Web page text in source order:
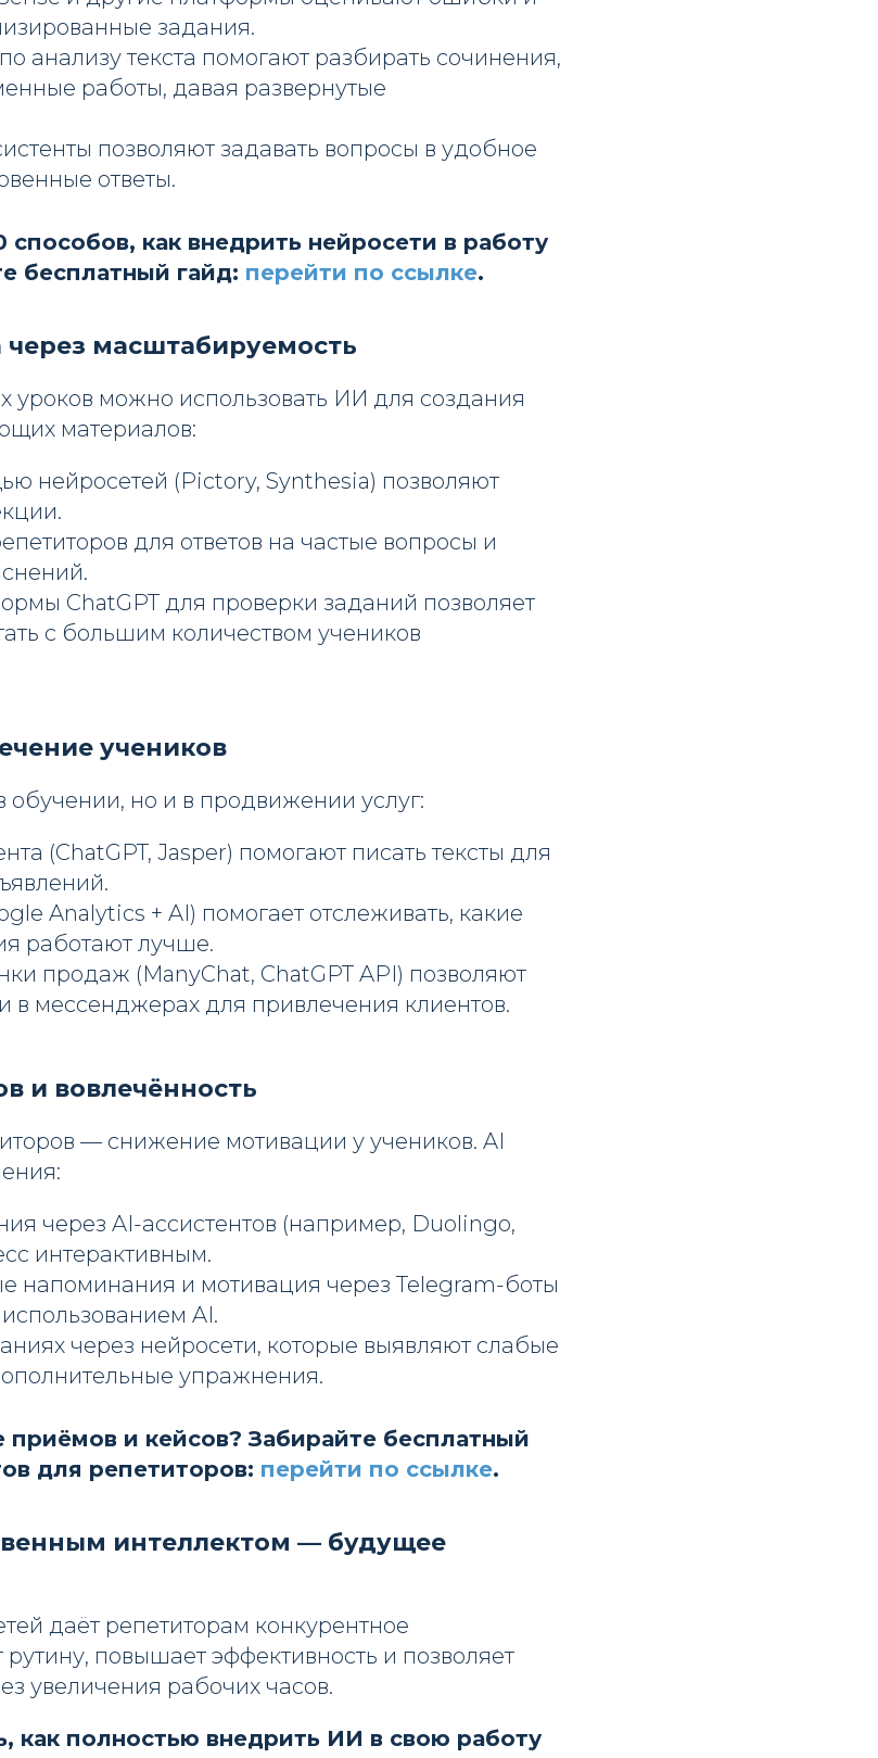
задания.
анализу текста помогают разбирать сочинения,
работы, давая развернутые
позволяют задавать вопросы в удобное
ответы.
способов, как внедрить нейросети в работу
бесплатный гайд: перейти по ссылке.
масштабируемость
уроков можно использовать ИИ для создания
материалов:
нейросетей (Pictory, Synthesia) позволяют
для ответов на частые вопросы и
ChatGPT для проверки заданий позволяет
с большим количеством учеников
учеников
обучении, но и в продвижении услуг:
(ChatGPT, Jasper) помогают писать тексты для
Analytics + AI) помогает отслеживать, какие
работают лучше.
продаж (ManyChat, ChatGPT API) позволяют
в мессенджерах для привлечения клиентов.
и вовлечённость
— снижение мотивации у учеников. AI
через AI-ассистентов (например, Duolingo,
интерактивным.
напоминания и мотивация через Telegram-боты
AI.
через нейросети, которые выявляют слабые
упражнения.
приёмов и кейсов? Забирайте бесплатный
для репетиторов: перейти по ссылке.
интеллектом — будущее
даёт репетиторам конкурентное
повышает эффективность и позволяет
увеличения рабочих часов.
как полностью внедрить ИИ в свою работу